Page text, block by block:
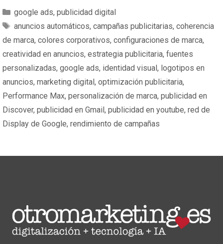
google ads, publicidad digital
anuncios automáticos, campañas publicitarias, coherencia
de marca, colores corporativos, configuraciones de marca,
creatividad en anuncios, estrategia publicitaria, fuentes
personalizadas, google ads, identidad visual, logotipos en
anuncios, marketing digital, optimización publicitaria,
Performance Max, personalización de marca, publicidad en
Discover, publicidad en Gmail, publicidad en youtube, red de
Display de Google, rendimiento de campañas